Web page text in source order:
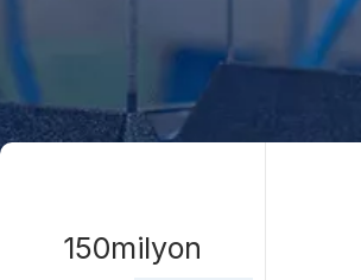
150milyon